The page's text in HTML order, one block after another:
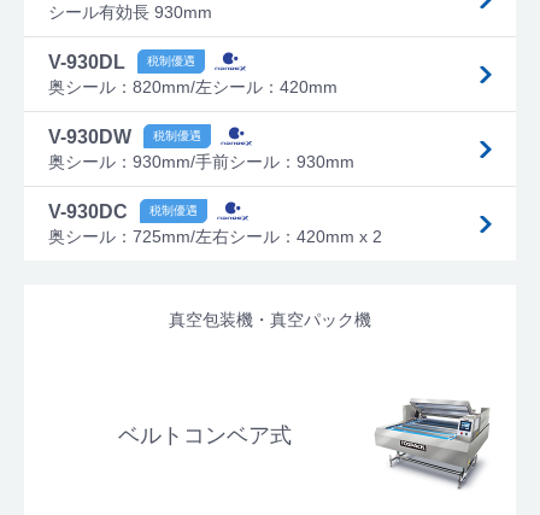
シール有効長 930mm
V-930DL
奥シール：820mm/左シール：420mm
V-930DW
奥シール：930mm/手前シール：930mm
V-930DC
奥シール：725mm/左右シール：420mm x 2
真空包装機・真空パック機
ベルトコンベア式